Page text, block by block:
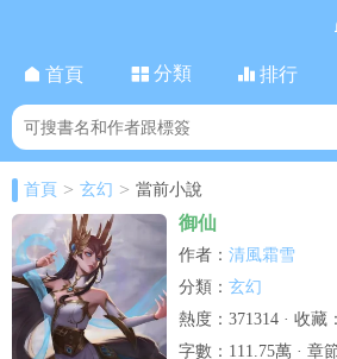
首頁 分類 排行
首頁 > 玄幻 > 當前小說
御仙
作者： 清風霜雪
分類： 玄幻
熱度：371314 · 收藏
字數：111.75萬 · 章